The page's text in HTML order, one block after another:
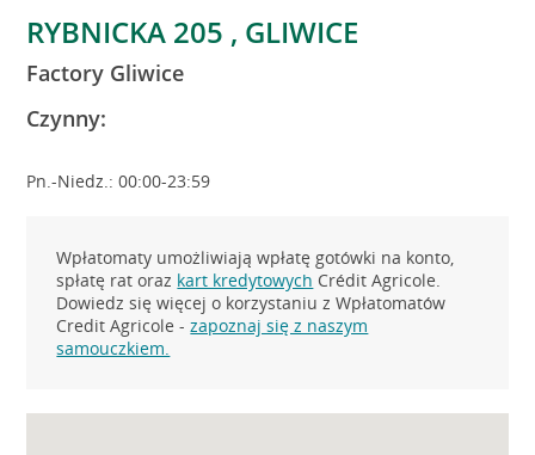
RYBNICKA 205 , GLIWICE
Factory Gliwice
Czynny:
Pn.-Niedz.: 00:00-23:59
Wpłatomaty umożliwiają wpłatę gotówki na konto,
spłatę rat oraz kart kredytowych Crédit Agricole.
Dowiedz się więcej o korzystaniu z Wpłatomatów
Credit Agricole -zapoznaj się z naszym
samouczkiem.